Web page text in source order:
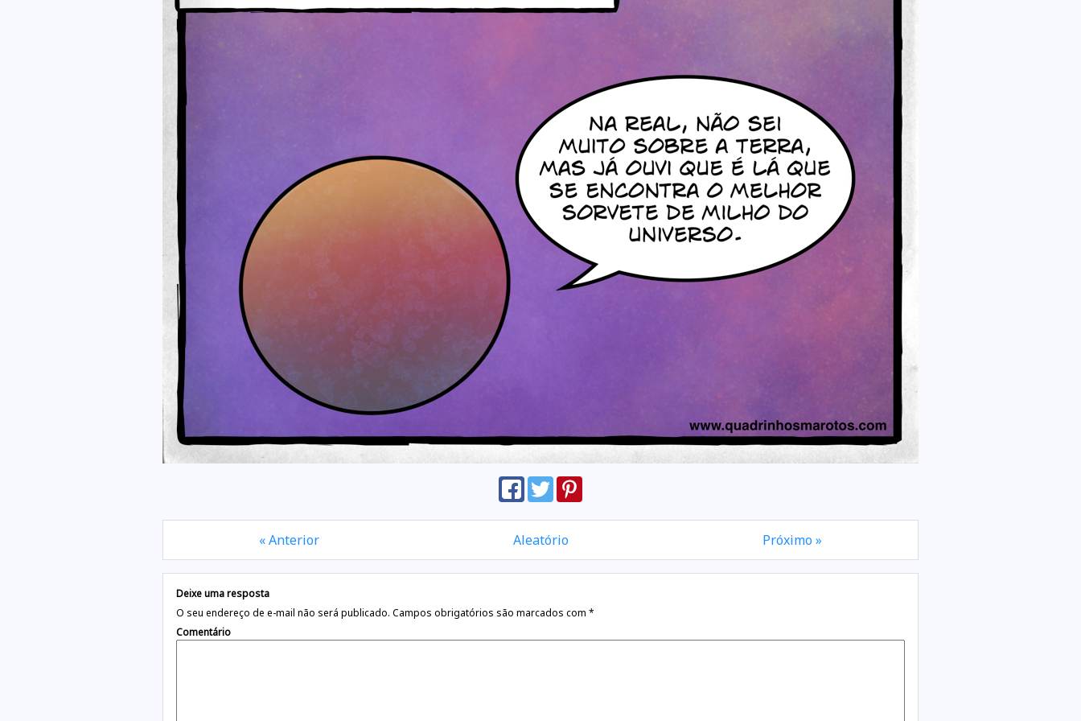
« Anterior Aleatório Próximo »
Deixe uma resposta
O seu endereço de e-mail não será publicado. Campos obrigatórios são marcados com *
Comentário